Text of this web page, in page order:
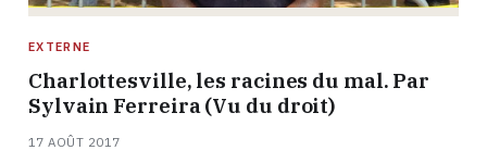
EXTERNE
Charlottesville, les racines du mal. Par
Sylvain Ferreira (Vu du droit)
17 AOÛT 2017